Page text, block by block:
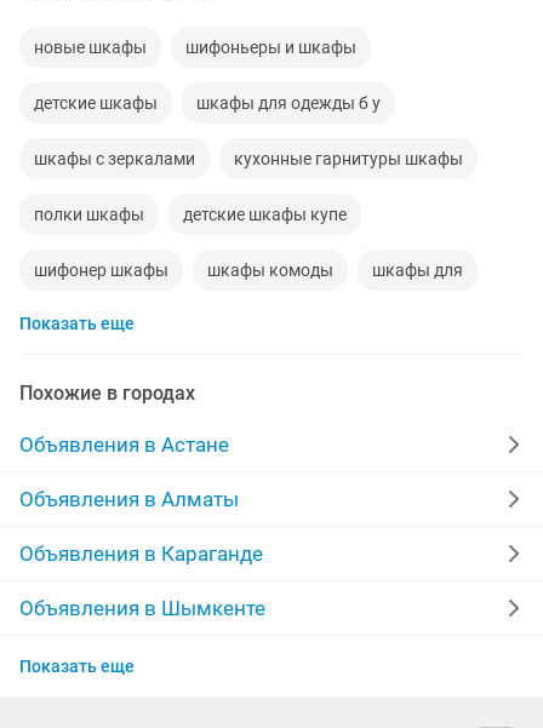
новые шкафы шифоньеры и шкафы
детские шкафы шкафы для одежды б у
шкафы с зеркалами кухонные гарнитуры шкафы
полки шкафы детские шкафы купе
шифонер шкафы шкафы комоды шкафы для
комод шкафы
шкафы шкафы для одежды
Показать еще
Похожие в городах
Объявления в Астане
Объявления в Алматы
Объявления в Караганде
Объявления в Шымкенте
Объявления в Актау
Показать еще